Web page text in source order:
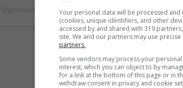
(@giulianosangiorgi_official) in data:10 Nov 2019 alle
Your personal data will be processed
(cookies, unique identifiers, and other
accessed by and shared with 319
site. We and our partners may use
partners.
Some vendors may process your
interest, which you can object to by
for a link at the bottom of this page or in
withdraw consent in privacy and cookie